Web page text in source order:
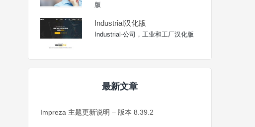
版
Industrial汉化版
Industrial-公司，工业和工厂汉化版
最新文章
Impreza 主题更新说明 – 版本 8.39.2